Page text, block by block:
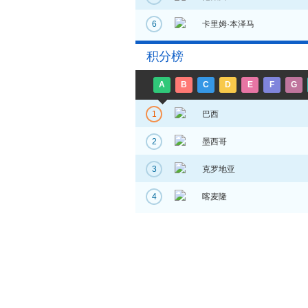
6 卡里姆·本泽马
积分榜
A B C D E F G
1 巴西
2 墨西哥
3 克罗地亚
4 喀麦隆